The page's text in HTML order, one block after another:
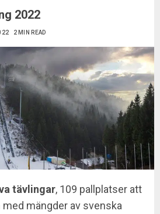
2022
2 MIN READ
tävlingar, 109 pallplatser att
mängder av svenska